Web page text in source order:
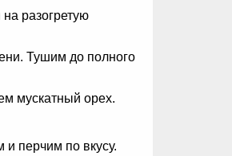
разогретую
Тушим до полного
мускатный орех.
перчим по вкусу.